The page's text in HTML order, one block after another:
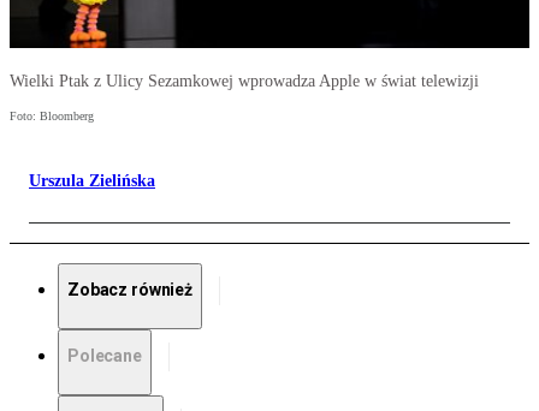
Wielki Ptak z Ulicy Sezamkowej wprowadza Apple w świat telewizji
Foto: Bloomberg
Urszula Zielińska
Zobacz również
Polecane